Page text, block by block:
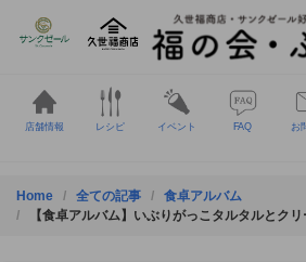
店舗情報 レシピ イベント FAQ お
Home 全ての記事
食卓アルバム
【食卓アルバム】いぶりがっこタルタルとク